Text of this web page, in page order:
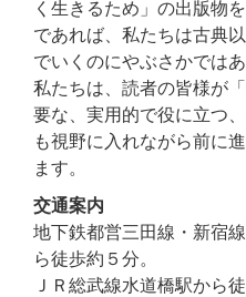
く生きるため」の出版物
であれば、私たちは古典
でいくのにやぶさかではあ
私たちは、読者の皆様が
要な、実用的で役に立つ
も視野に入れながら前に
ます。
交通案内
地下鉄都営三田線・新宿
ら徒歩約５分。
ＪＲ総武線水道橋駅から徒